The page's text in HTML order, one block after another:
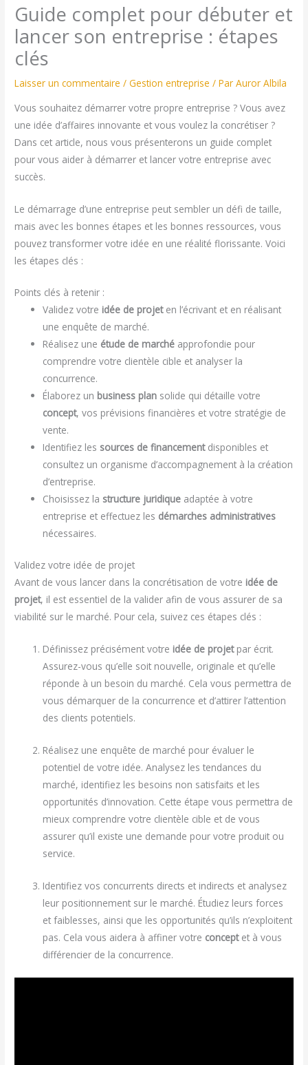
Guide complet pour débuter et
lancer son entreprise : étapes
clés
Laisser un commentaire /Gestion entreprise / ParAuror Albila
Vous souhaitez démarrer votre propre entreprise ? Vous avez
une idée d’affaires innovante et vous voulez la concrétiser ?
Dans cet article, nous vous présenterons un guide complet
pour vous aider à démarrer et lancer votre entreprise avec
succès.
Le démarrage d’une entreprise peut sembler un défi de taille,
mais avec les bonnes étapes et les bonnes ressources, vous
pouvez transformer votre idée en une réalité florissante. Voici
les étapes clés :
Points clés à retenir :
Validez votre idée de projeten l’écrivant et en réalisant
une enquête de marché.
Réalisez une étude de marché approfondie pour
comprendre votre clientèle cible et analyser la
concurrence.
Élaborez un business plan solide qui détaille votre
concept, vos prévisions financières et votre stratégie de
vente.
Identifiez les sources de financementdisponibles et
consultez un organisme d’accompagnement à la création
d’entreprise.
Choisissez la structure juridique adaptée à votre
entreprise et effectuez les démarches administratives
nécessaires.
Validez votre idée de projet
Avant de vous lancer dans la concrétisation de votre idée de
projet, il est essentiel de la valider afin de vous assurer de sa
viabilité sur le marché. Pour cela, suivez ces étapes clés :
Définissez précisément votre idée de projetpar écrit.
Assurez-vous qu’elle soit nouvelle, originale et qu’elle
réponde à un besoin du marché. Cela vous permettra de
vous démarquer de la concurrence et d’attirer l’attention
des clients potentiels.
Réalisez une enquête de marché pour évaluer le
potentiel de votre idée. Analysez les tendances du
marché, identifiez les besoins non satisfaits et les
opportunités d’innovation. Cette étape vous permettra de
mieux comprendre votre clientèle cible et de vous
assurer qu’il existe une demande pour votre produit ou
service.
Identifiez vos concurrents directs et indirects et analysez
leur positionnement sur le marché. Étudiez leurs forces
et faiblesses, ainsi que les opportunités qu’ils n’exploitent
pas. Cela vous aidera à affiner votre conceptet à vous
différencier de la concurrence.